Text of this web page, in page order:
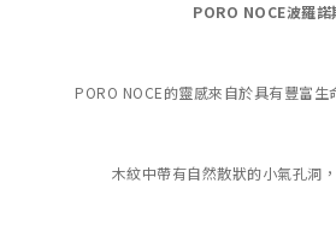
PORO NOCE波羅諾
PORO NOCE的靈感來自於具有豐富生
木紋中帶有自然散狀的小氣孔洞